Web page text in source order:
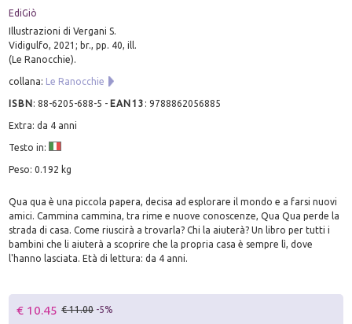
EdiGiò
Illustrazioni di Vergani S.
Vidigulfo, 2021; br., pp. 40, ill.
(Le Ranocchie).
collana: Le Ranocchie
ISBN:88-6205-688-5 - EAN13 :9788862056885
Extra: da 4 anni
Testo in:
Peso: 0.192 kg
Qua qua è una piccola papera, decisa ad esplorare il mondo e a farsi nuovi
amici. Cammina cammina, tra rime e nuove conoscenze, Qua Qua perde la
strada di casa. Come riuscirà a trovarla? Chi la aiuterà? Un libro per tutti i
bambini che li aiuterà a scoprire che la propria casa è sempre lì, dove
l'hanno lasciata. Età di lettura: da 4 anni.
€ 10.45 € 11.00 -5%